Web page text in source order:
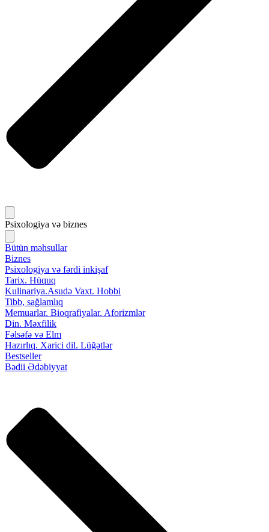
Psixologiya və biznes
Bütün məhsullar
Biznes
Psixologiya və fərdi inkişaf
Tarix. Hüquq
Kulinariya.Asudə Vaxt. Hobbi
Tibb, sağlamlıq
Memuarlar. Bioqrafiyalar. Aforizmlər
Din. Məxfilik
Fəlsəfə və Elm
Hazırlıq. Xarici dil. Lüğətlər
Bestseller
Bədii Ədəbiyyat